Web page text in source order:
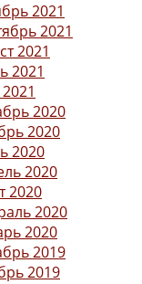
2021
2021
2021
2021
2020
2020
2020
2020
2020
2020
2020
2019
2019